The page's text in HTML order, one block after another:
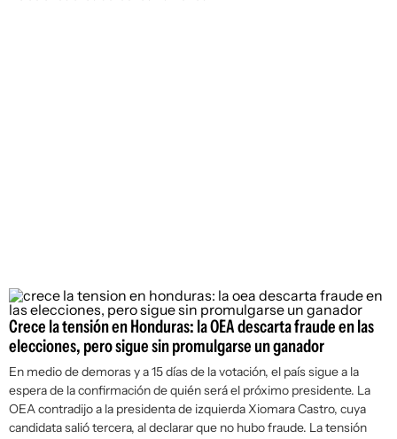
Crece la tensión en Honduras: la OEA descarta fraude en las
elecciones, pero sigue sin promulgarse un ganador
En medio de demoras y a 15 días de la votación, el país sigue a la
espera de la confirmación de quién será el próximo presidente. La
OEA contradijo a la presidenta de izquierda Xiomara Castro, cuya
candidata salió tercera, al declarar que no hubo fraude. La tensión